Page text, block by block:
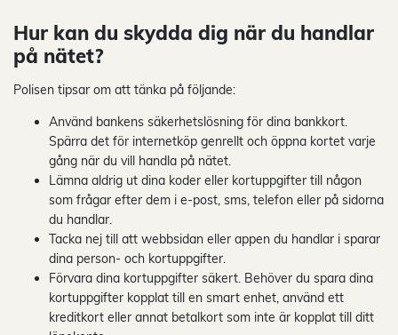
Hur kan du skydda dig när du handlar
på nätet?
Polisen tipsar om att tänka på följande:
Använd bankens säkerhetslösning för dina bankkort.
Spärra det för internetköp genrellt och öppna kortet varje
gång när du vill handla på nätet.
Lämna aldrig ut dina koder eller kortuppgifter till någon
som frågar efter dem i e-post, sms, telefon eller på sidorna
du handlar.
Tacka nej till att webbsidan eller appen du handlar i sparar
dina person- och kortuppgifter.
Förvara dina kortuppgifter säkert. Behöver du spara dina
kortuppgifter kopplat till en smart enhet, använd ett
kreditkort eller annat betalkort som inte är kopplat till ditt